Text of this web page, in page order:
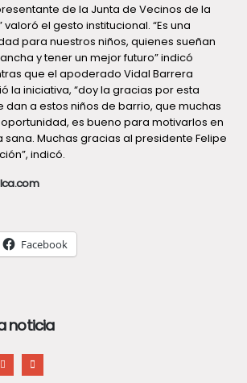
de la Junta de Vecinos de la
valoró el gesto institucional. “Es una
para nuestros niños, quienes sueñan
y tener un mejor futuro” indicó
que el apoderado Vidal Barrera
la iniciativa, “doy la gracias por esta
dan a estos niños de barrio, que muchas
es bueno para motivarlos en
sana. Muchas gracias al presidente Felipe
indicó.
Facebook
noticia